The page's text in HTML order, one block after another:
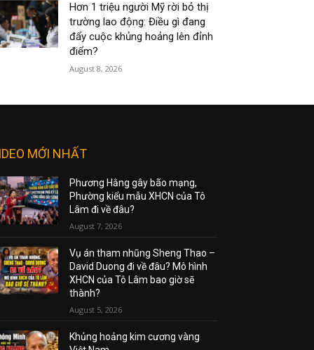
Hơn 1 triệu người Mỹ rời bỏ thị
trường lao động: Điều gì đang
đẩy cuộc khủng hoảng lên đỉnh
điểm?
August 8, 2026
MỚI NHẤT
Phương Hằng gây bão mạng,
Phường kiểu mẫu XHCN của Tô
Lâm đi về đâu?
August 7, 2026
Vụ án tham nhũng Sheng Thao –
David Duong đi về đâu? Mô hình
XHCN của Tô Lâm bao giờ sẽ
thành?
August 5, 2026
Khủng hoảng kim cương vàng